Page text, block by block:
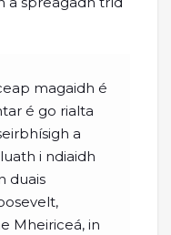
magaidh é
é go rialta
a
i ndiaidh
duais
Mheiriceá, in